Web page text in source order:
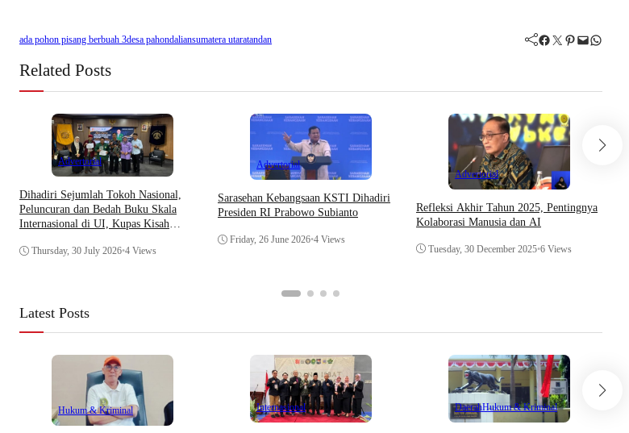
ada pohon pisang berbuah 3desa pahondaliansumatera utaratandan Facebook Twitter Pinterest Mail WhatsApp
Related Posts
Advertorial
Dihadiri Sejumlah Tokoh Nasional,
Peluncuran dan Bedah Buku Skala
Internasional di UI, Kupas Kisah
Thursday, 30 July 2026•4 Views
Advertorial
Sarasehan Kebangsaan KSTI Dihadiri
Presiden RI Prabowo Subianto
Friday, 26 June 2026•4 Views
Advertorial
Refleksi Akhir Tahun 2025, Pentingnya
Kolaborasi Manusia dan AI
Tuesday, 30 December 2025•6 Views
Latest Posts
Hukum & Kriminal Internasional DaerahHukum & Kriminal